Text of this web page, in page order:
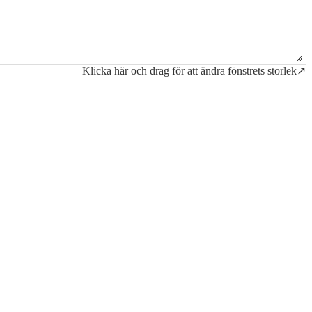
Klicka här och drag för att ändra fönstrets storlek↗